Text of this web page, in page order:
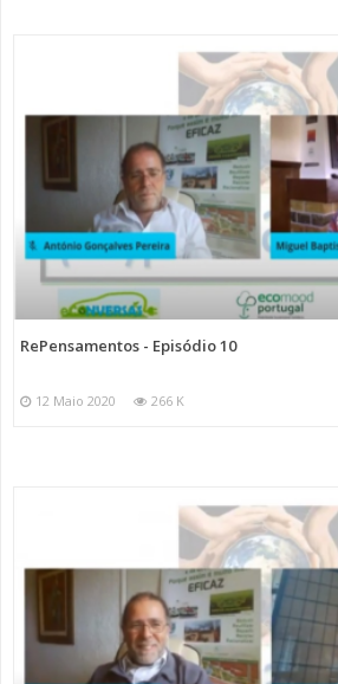
RePensamentos - Episódio 10
12 Maio 2020 266 K